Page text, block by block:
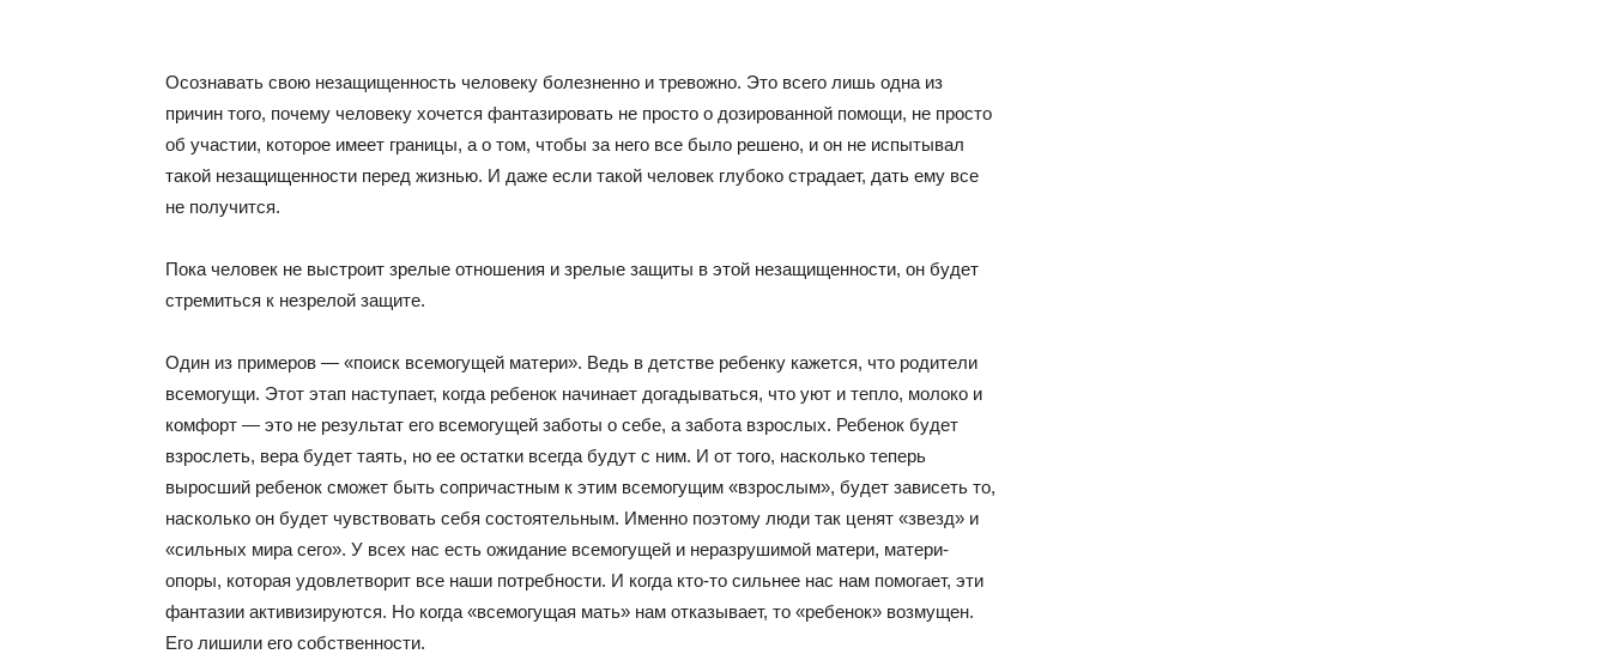
Осознавать свою незащищенность человеку болезненно и тревожно. Это всего лишь одна из
причин того, почему человеку хочется фантазировать не просто о дозированной помощи, не просто
об участии, которое имеет границы, а о том, чтобы за него все было решено, и он не испытывал
такой незащищенности перед жизнью. И даже если такой человек глубоко страдает, дать ему все
не получится.
Пока человек не выстроит зрелые отношения и зрелые защиты в этой незащищенности, он будет
стремиться к незрелой защите.
Один из примеров — «поиск всемогущей матери». Ведь в детстве ребенку кажется, что родители
всемогущи. Этот этап наступает, когда ребенок начинает догадываться, что уют и тепло, молоко и
комфорт — это не результат его всемогущей заботы о себе, а забота взрослых. Ребенок будет
взрослеть, вера будет таять, но ее остатки всегда будут с ним. И от того, насколько теперь
выросший ребенок сможет быть сопричастным к этим всемогущим «взрослым», будет зависеть то,
насколько он будет чувствовать себя состоятельным. Именно поэтому люди так ценят «звезд» и
«сильных мира сего». У всех нас есть ожидание всемогущей и неразрушимой матери, матери-
опоры, которая удовлетворит все наши потребности. И когда кто-то сильнее нас нам помогает, эти
фантазии активизируются. Но когда «всемогущая мать» нам отказывает, то «ребенок» возмущен.
Его лишили его собственности.